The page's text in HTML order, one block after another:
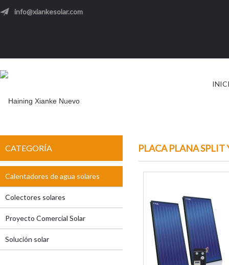
info@xiankesolar.com
CATEGORÍA
Calentadores de agua solares
Colectores solares
Proyecto Comercial Solar
Solución solar
PLACA PLANA SPLIT